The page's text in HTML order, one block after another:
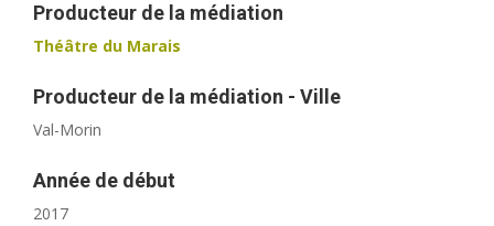
Producteur de la médiation
Théâtre du Marais
Producteur de la médiation - Ville
Val-Morin
Année de début
2017